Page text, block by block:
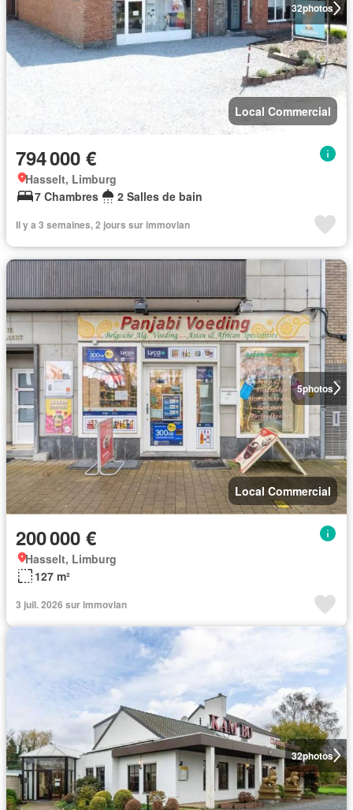
32photos
Local Commercial
794 000 €
Hasselt, Limburg
7 Chambres
2 Salles de bain
Il y a 3 semaines, 2 jours sur immovlan
5photos
Local Commercial
200 000 €
Hasselt, Limburg
127 m²
3 juil. 2026 sur immovlan
32photos